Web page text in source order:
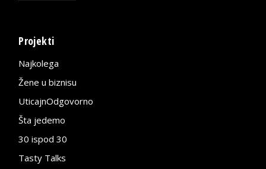
Projekti
Najkolega
Žene u biznisu
UticajnOdgovorno
Šta jedemo
30 ispod 30
Tasty Talks